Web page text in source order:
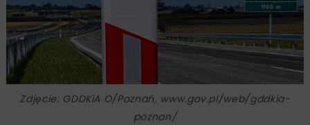
Zdjęcie: GDDKiA O/Poznań, www.gov.pl/web/gddkia-
poznan/